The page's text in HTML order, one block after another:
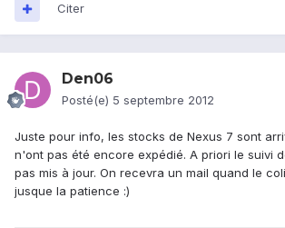
Citer
Den06
Posté(e) 5 septembre 2012
Juste pour info, les stocks de Nexus 7 sont
n'ont pas été encore expédié. A priori le suivi
pas mis à jour. On recevra un mail quand le
jusque la patience :)